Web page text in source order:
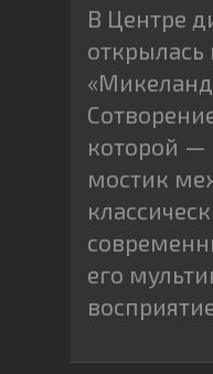
В Центре
открылась
которой —
мостик
его